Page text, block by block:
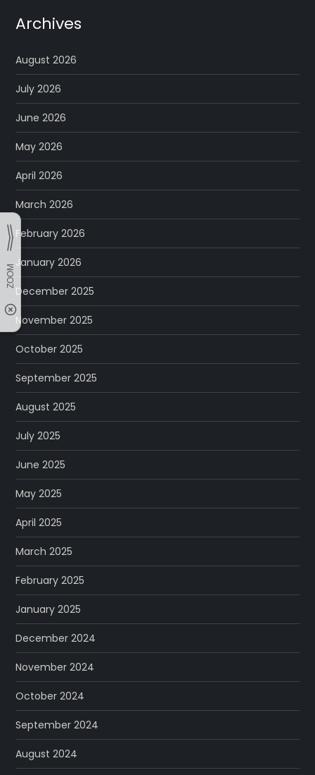
Archives
August 2026
July 2026
June 2026
May 2026
April 2026
March 2026
February 2026
January 2026
December 2025
November 2025
October 2025
September 2025
August 2025
July 2025
June 2025
May 2025
April 2025
March 2025
February 2025
January 2025
December 2024
November 2024
October 2024
September 2024
August 2024